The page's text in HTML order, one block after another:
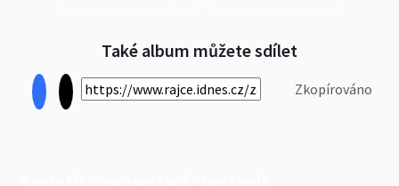
Také album můžete sdílet
Zkopírováno